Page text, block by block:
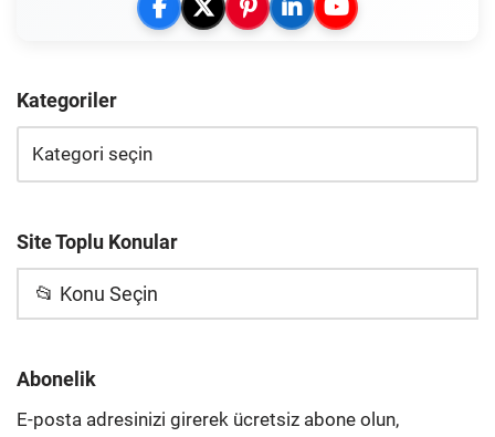
Kategoriler
Site Toplu Konular
📂 Konu Seçin
Abonelik
E-posta adresinizi girerek ücretsiz abone olun,